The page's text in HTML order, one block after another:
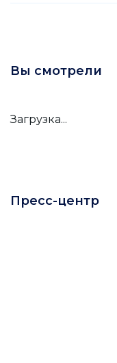
Вы смотрели
Загрузка...
Пресс-центр